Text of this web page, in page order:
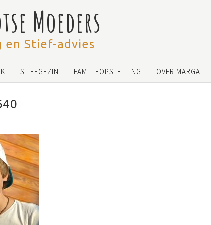
Moeders
en Stief-advies
STIEFGEZIN FAMILIEOPSTELLING OVER MARGA